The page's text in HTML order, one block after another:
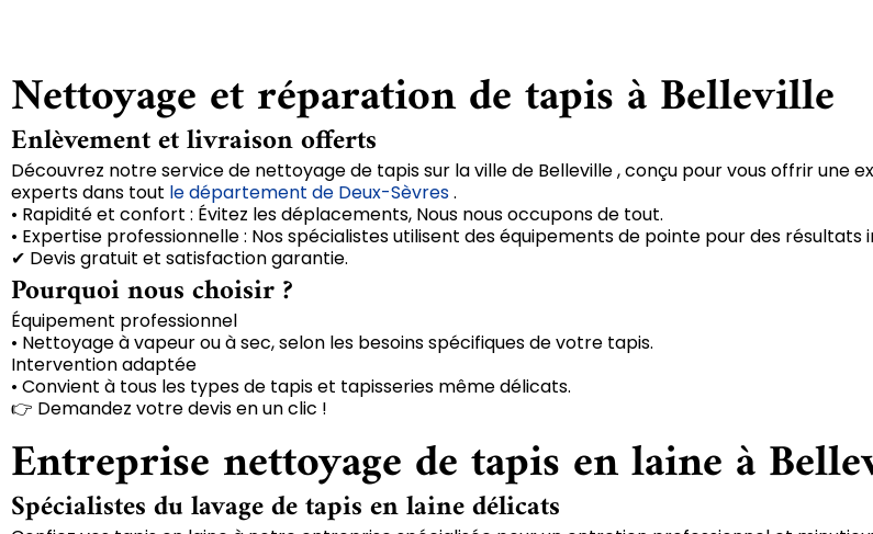
Nettoyage et réparation de tapis à Belleville
Enlèvement et livraison offerts
Découvrez notre service de nettoyage de tapis sur la ville de Belleville , conçu pour vous offrir une
experts dans tout le département de Deux-Sèvres.
• Rapidité et confort : Évitez les déplacements, Nous nous occupons de tout.
• Expertise professionnelle : Nos spécialistes utilisent des équipements de pointe pour des résultats
✔ Devis gratuit et satisfaction garantie.
Pourquoi nous choisir ?
Équipement professionnel
• Nettoyage à vapeur ou à sec, selon les besoins spécifiques de votre tapis.
Intervention adaptée
• Convient à tous les types de tapis et tapisseries même délicats.
👉 Demandez votre devis en un clic !
Entreprise nettoyage de tapis en laine à
Spécialistes du lavage de tapis en laine délicats